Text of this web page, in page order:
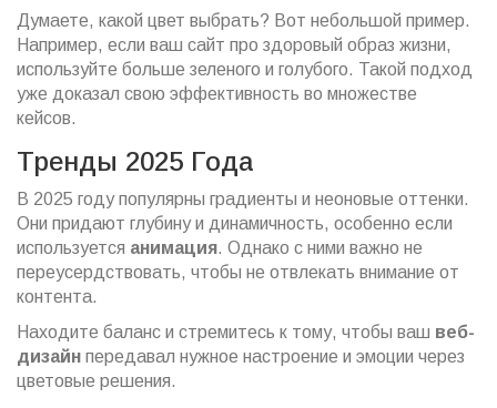
Думаете, какой цвет выбрать? Вот небольшой пример.
Например, если ваш сайт про здоровый образ жизни,
используйте больше зеленого и голубого. Такой подход
уже доказал свою эффективность во множестве
кейсов.
Тренды 2025 Года
В 2025 году популярны градиенты и неоновые оттенки.
Они придают глубину и динамичность, особенно если
используется анимация. Однако с ними важно не
переусердствовать, чтобы не отвлекать внимание от
контента.
Находите баланс и стремитесь к тому, чтобы ваш веб-
дизайн передавал нужное настроение и эмоции через
цветовые решения.